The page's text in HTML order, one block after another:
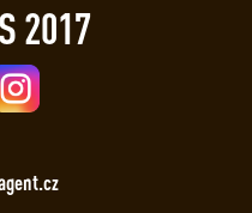
2017